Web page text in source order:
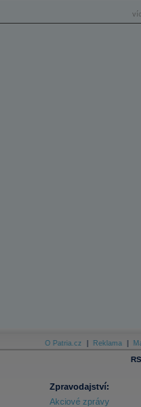
O Patria.cz Reklama
Zpravodajství:
Akciové zprávy